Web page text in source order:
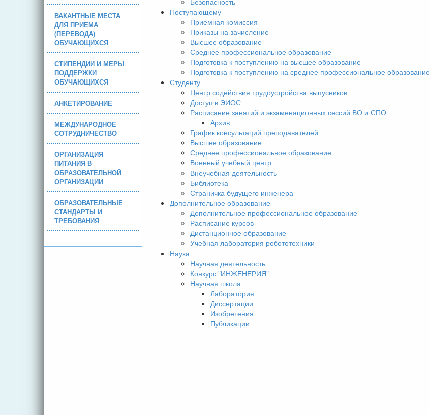
ВАКАНТНЫЕ МЕСТА
ДЛЯ ПРИЕМА
(ПЕРЕВОДА)
ОБУЧАЮЩИХСЯ
СТИПЕНДИИ И МЕРЫ
ПОДДЕРЖКИ
ОБУЧАЮЩИХСЯ
АНКЕТИРОВАНИЕ
МЕЖДУНАРОДНОЕ
СОТРУДНИЧЕСТВО
ОРГАНИЗАЦИЯ
ПИТАНИЯ В
ОБРАЗОВАТЕЛЬНОЙ
ОРГАНИЗАЦИИ
ОБРАЗОВАТЕЛЬНЫЕ
СТАНДАРТЫ И
ТРЕБОВАНИЯ
Поступающему
Приемная комиссия
Приказы на зачисление
Высшее образование
Среднее профессиональное образование
Подготовка к поступлению на высшее образование
Подготовка к поступлению на среднее профессиональное образование
Студенту
Центр содействия трудоустройства выпусников
Доступ в ЭИОС
Расписание занятий и экзаменационных сессий ВО и СПО
Архив
График консультаций преподавателей
Высшее образование
Среднее профессиональное образование
Военный учебный центр
Внеучебная деятельность
Библиотека
Страничка будущего инженера
Дополнительное образование
Дополнительное профессиональное образование
Расписание курсов
Дистанционное образование
Учебная лаборатория робототехники
Наука
Научная деятельность
Конкурс "ИНЖЕНЕРИЯ"
Научная школа
Лаборатория
Диссертации
Изобретения
Публикации